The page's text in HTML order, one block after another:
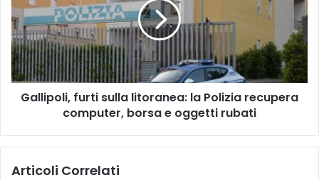
litoranea:
la
Polizia
recupera
computer,
borsa
Gallipoli, furti sulla litoranea: la Polizia recupera
computer, borsa e oggetti rubati
Articoli Correlati